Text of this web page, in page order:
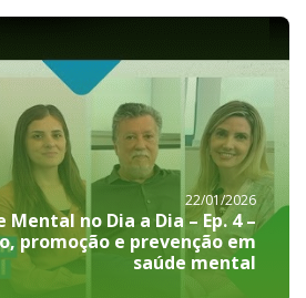
22/01/2026
Mental no Dia a Dia – Ep. 4 –
promoção e prevenção em
saúde mental